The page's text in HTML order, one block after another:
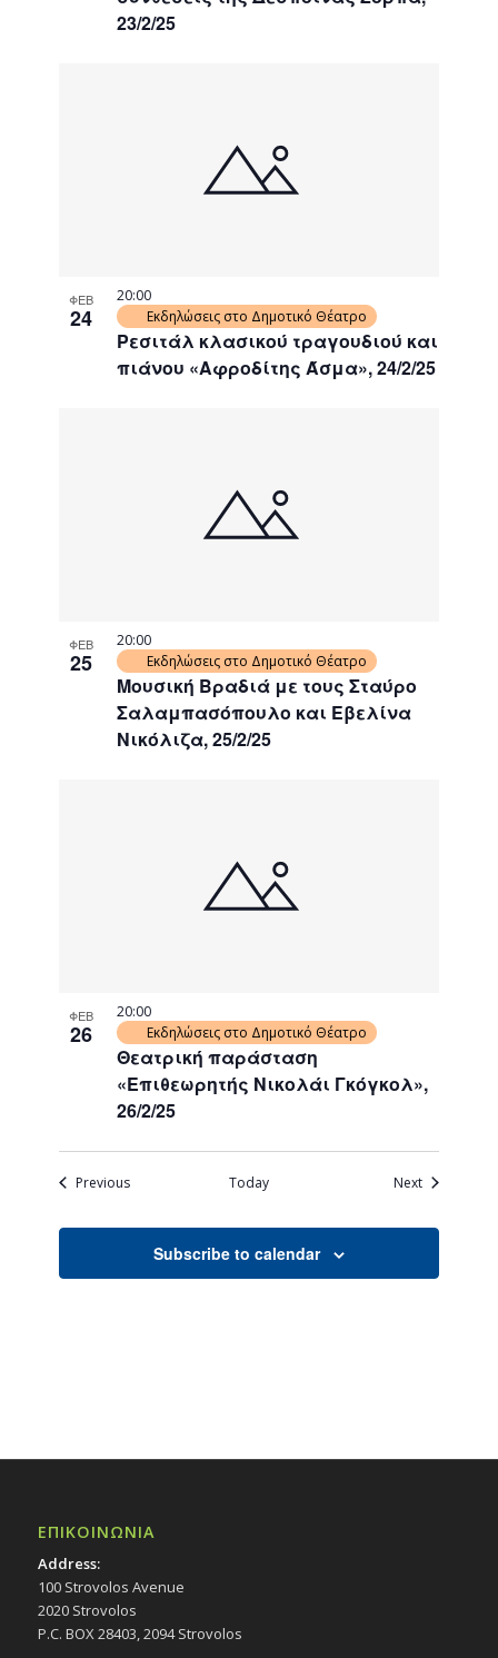
23/2/25
ΦΕΒ
24
Ρεσιτάλ κλασικού τραγουδιού και
πιάνου «Αφροδίτης Άσμα», 24/2/25
20:00
Εκδηλώσεις στο Δημοτικό Θέατρο
ΦΕΒ
25
Μουσική Βραδιά με τους Σταύρο
Σαλαμπασόπουλο και Εβελίνα
Νικόλιζα, 25/2/25
20:00
Εκδηλώσεις στο Δημοτικό Θέατρο
ΦΕΒ
26
Θεατρική παράσταση
«Επιθεωρητής Νικολάι Γκόγκολ»,
26/2/25
20:00
Εκδηλώσεις στο Δημοτικό Θέατρο
PreviousEvents Today NextEvents
Subscribe to calendar
ΕΠΙΚΟΙΝΩΝΙΑ
Address:
100 Strovolos Avenue
2020 Strovolos
P.C. BOX 28403, 2094 Strovolos